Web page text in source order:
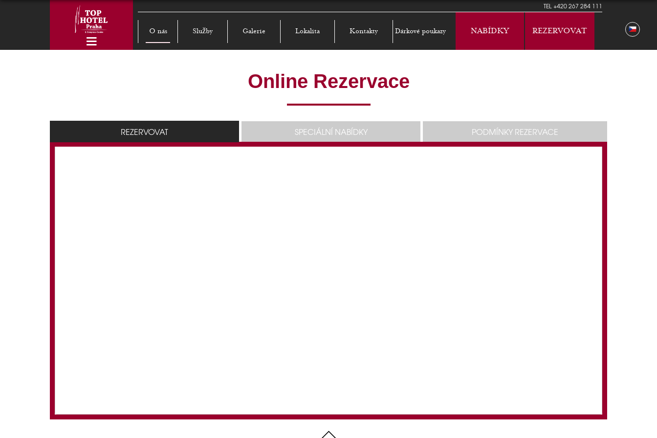
TEL+420 267 284 111
O nás Služby Galerie Lokalita Kontakty Dárkové poukazy NABÍDKY REZERVOVAT
Online Rezervace
REZERVOVAT SPECIÁLNÍ NABÍDKY PODMÍNKY REZERVACE